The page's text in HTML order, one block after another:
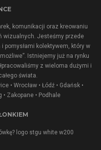
komunikacji oraz kreowaniu
wizualnych. Jesteśmy przede
pomysłami kolektywem, który w
Istniejemy już na rynku
z wieloma dużymi i
świata.
• Wrocław • Łódź • Gdańsk •
• Zakopane• Podhale